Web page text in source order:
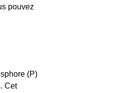
pouvez
(P)
Cet